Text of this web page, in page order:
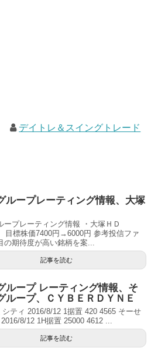
デイトレ＆スイングトレード
ループレーティング情報、大塚
ープレーティング情報 ・大塚ＨＤ
目標株価7400円→6000円 参考投信ファ
の期待度が高い銘柄を案...
記事を読む
ループ レーティング情報、そ
ループ、ＣＹＢＥＲＤＹＮＥ
シティ 2016/8/12 1据置 420 4565 そーせ
8/12 1H据置 25000 4612 ...
記事を読む